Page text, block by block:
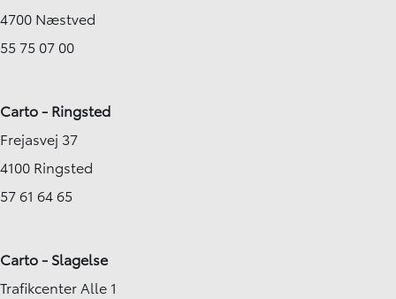
4700 Næstved
55 75 07 00
Carto - Ringsted
Frejasvej 37
4100 Ringsted
57 61 64 65
Carto - Slagelse
Trafikcenter Alle 1